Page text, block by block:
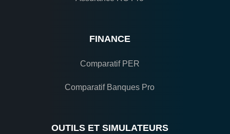
FINANCE
Comparatif PER
Comparatif Banques Pro
OUTILS ET SIMULATEURS